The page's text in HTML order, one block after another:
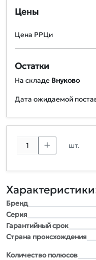
Цены
Цена РРЦи
Остатки
На складе Внуково
Дата ожидаемой
шт.
Бренд
Серия
Гарантийный срок
Страна происхождения
Количество полюсов